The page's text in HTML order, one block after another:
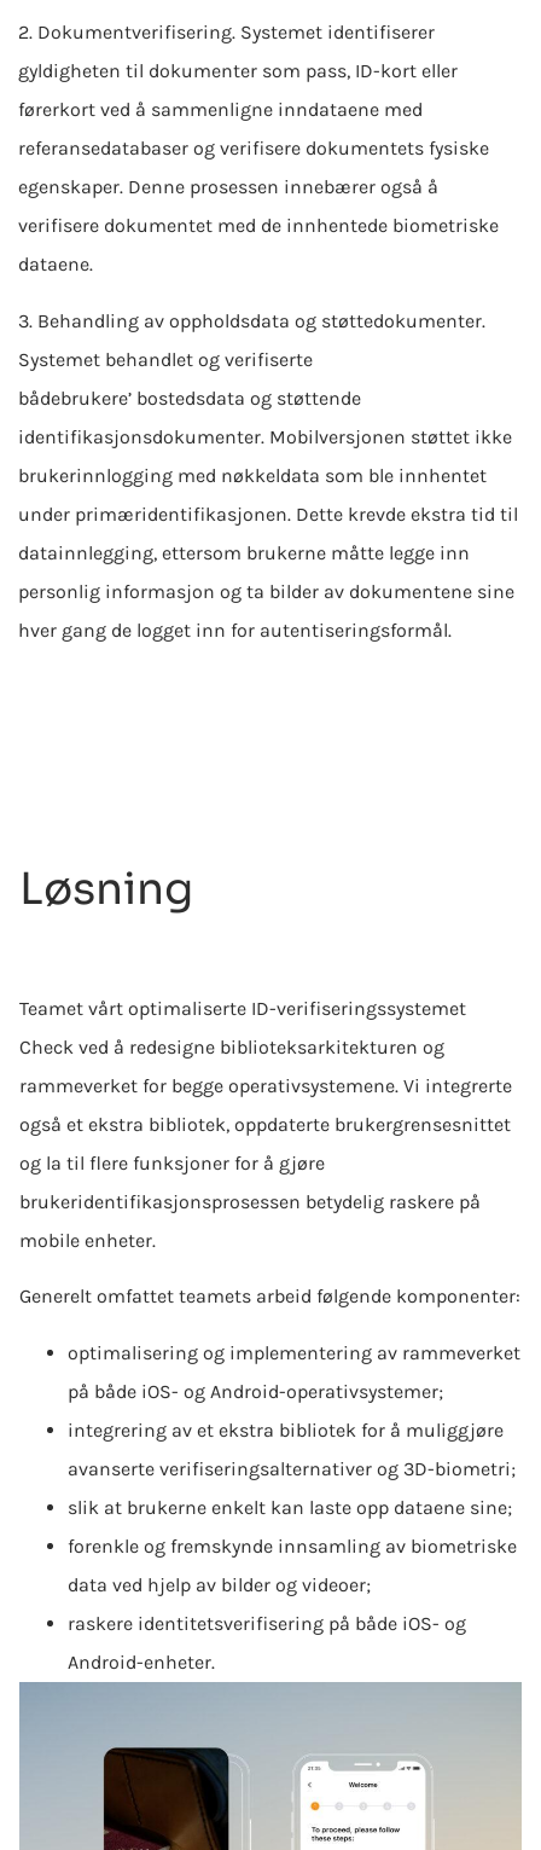
2. Dokumentverifisering. Systemet identifiserer
gyldigheten til dokumenter som pass, ID-kort eller
førerkort ved å sammenligne inndataene med
referansedatabaser og verifisere dokumentets fysiske
egenskaper. Denne prosessen innebærer også å
verifisere dokumentet med de innhentede biometriske
dataene.
3. Behandling av oppholdsdata og støttedokumenter.
Systemet behandlet og verifiserte
bådebrukere’ bostedsdata og støttende
identifikasjonsdokumenter. Mobilversjonen støttet ikke
brukerinnlogging med nøkkeldata som ble innhentet
under primæridentifikasjonen. Dette krevde ekstra tid til
datainnlegging, ettersom brukerne måtte legge inn
personlig informasjon og ta bilder av dokumentene sine
hver gang de logget inn for autentiseringsformål.
Løsning
Teamet vårt optimaliserte ID-verifiseringssystemet
Check ved å redesigne biblioteksarkitekturen og
rammeverket for begge operativsystemene. Vi integrerte
også et ekstra bibliotek, oppdaterte brukergrensesnittet
og la til flere funksjoner for å gjøre
brukeridentifikasjonsprosessen betydelig raskere på
mobile enheter.
Generelt omfattet teamets arbeid følgende komponenter:
optimalisering og implementering av rammeverket
på både iOS- og Android-operativsystemer;
integrering av et ekstra bibliotek for å muliggjøre
avanserte verifiseringsalternativer og 3D-biometri;
slik at brukerne enkelt kan laste opp dataene sine;
forenkle og fremskynde innsamling av biometriske
data ved hjelp av bilder og videoer;
raskere identitetsverifisering på både iOS- og
Android-enheter.